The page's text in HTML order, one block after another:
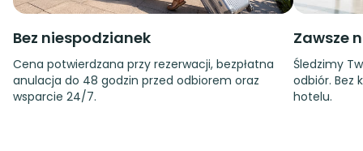
Bez niespodzianek
Cena potwierdzana przy rezerwacji, bezpłatna
anulacja do 48 godzin przed odbiorem oraz
wsparcie 24/7.
Zawsze
Śledzimy
odbiór. Bez
hotelu.